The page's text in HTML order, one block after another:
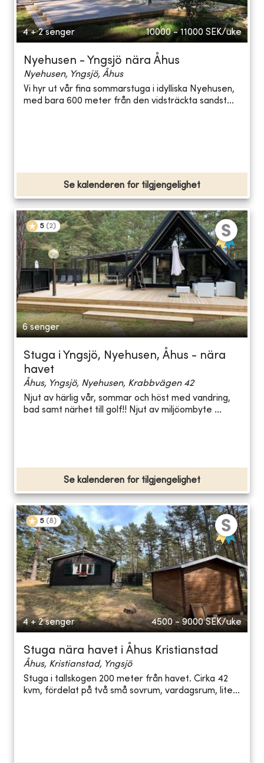
4 + 2 senger 10000 - 11000 SEK/uke
Nyehusen - Yngsjö nära Åhus
Nyehusen, Yngsjö, Åhus
Vi hyr ut vår fina sommarstuga i idylliska Nyehusen,
med bara 600 meter från den vidsträckta sandst...
Se kalenderen for tilgjengelighet
5 (2)
6 senger
Stuga i Yngsjö, Nyehusen, Åhus - nära
havet
Åhus, Yngsjö, Nyehusen, Krabbvägen 42
Njut av härlig vår, sommar och höst med vandring,
bad samt närhet till golf!! Njut av miljöombyte ...
Se kalenderen for tilgjengelighet
5 (8)
4 + 2 senger 4500 - 9000 SEK/uke
Stuga nära havet i Åhus Kristianstad
Åhus, Kristianstad, Yngsjö
Stuga i tallskogen 200 meter från havet. Cirka 42
kvm, fördelat på två små sovrum, vardagsrum, lite...